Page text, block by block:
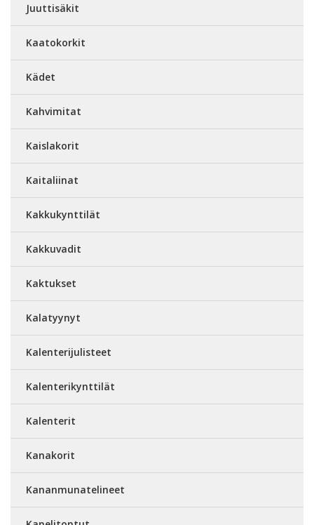
Juuttisäkit
Kaatokorkit
Kädet
Kahvimitat
Kaislakorit
Kaitaliinat
Kakkukynttilät
Kakkuvadit
Kaktukset
Kalatyynyt
Kalenterijulisteet
Kalenterikynttilät
Kalenterit
Kanakorit
Kananmunatelineet